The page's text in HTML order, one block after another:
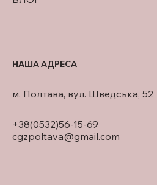
+38(0532)56-15-69
cgzpoltava@gmail.com
м. Полтава, вул. Шведська, 52
НАША АДРЕСА